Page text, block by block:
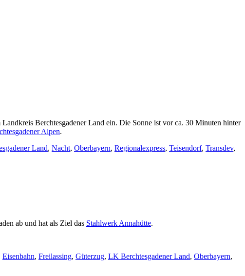
Berchtesgadener Land ein. Die Sonne ist vor ca. 30 Minuten hinter
Alpen.
Land, Nacht, Oberbayern, Regionalexpress, Teisendorf, Transdev,
ab und hat als Ziel das Stahlwerk Annahütte.
Eisenbahn, Freilassing, Güterzug, LK Berchtesgadener Land, Oberbayern,